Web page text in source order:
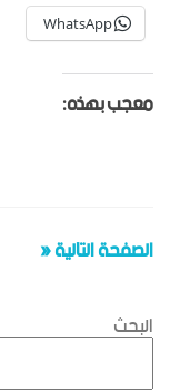
WhatsApp
معجب بهذه:
الصفحة التالية «
البحث